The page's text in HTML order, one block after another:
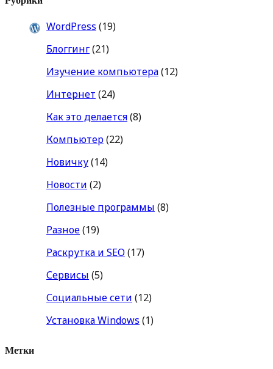
WordPress (19)
Блоггинг(21)
Изучение компьютера(12)
Интернет (24)
Как это делается(8)
Компьютер(22)
Новичку(14)
Новости (2)
Полезные программы (8)
Разное(19)
Раскрутка и SEO (17)
Сервисы (5)
Социальные сети (12)
Установка Windows (1)
Метки